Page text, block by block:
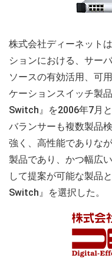
株式会社ディーネット
ションにおける、サー
ソースの有効活用、可
ケーションスイッチ製
Switch』を2006年7月
バランサーも複数製品
強く、高性能でありな
製品であり、かつ幅広
して提案が可能な製品
Switch』を選択した。